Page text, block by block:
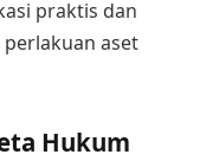
praktis dan
aset
Hukum